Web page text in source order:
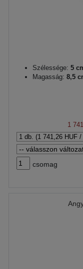
Szélessége: 5
Magasság: 8,5
1
csomag